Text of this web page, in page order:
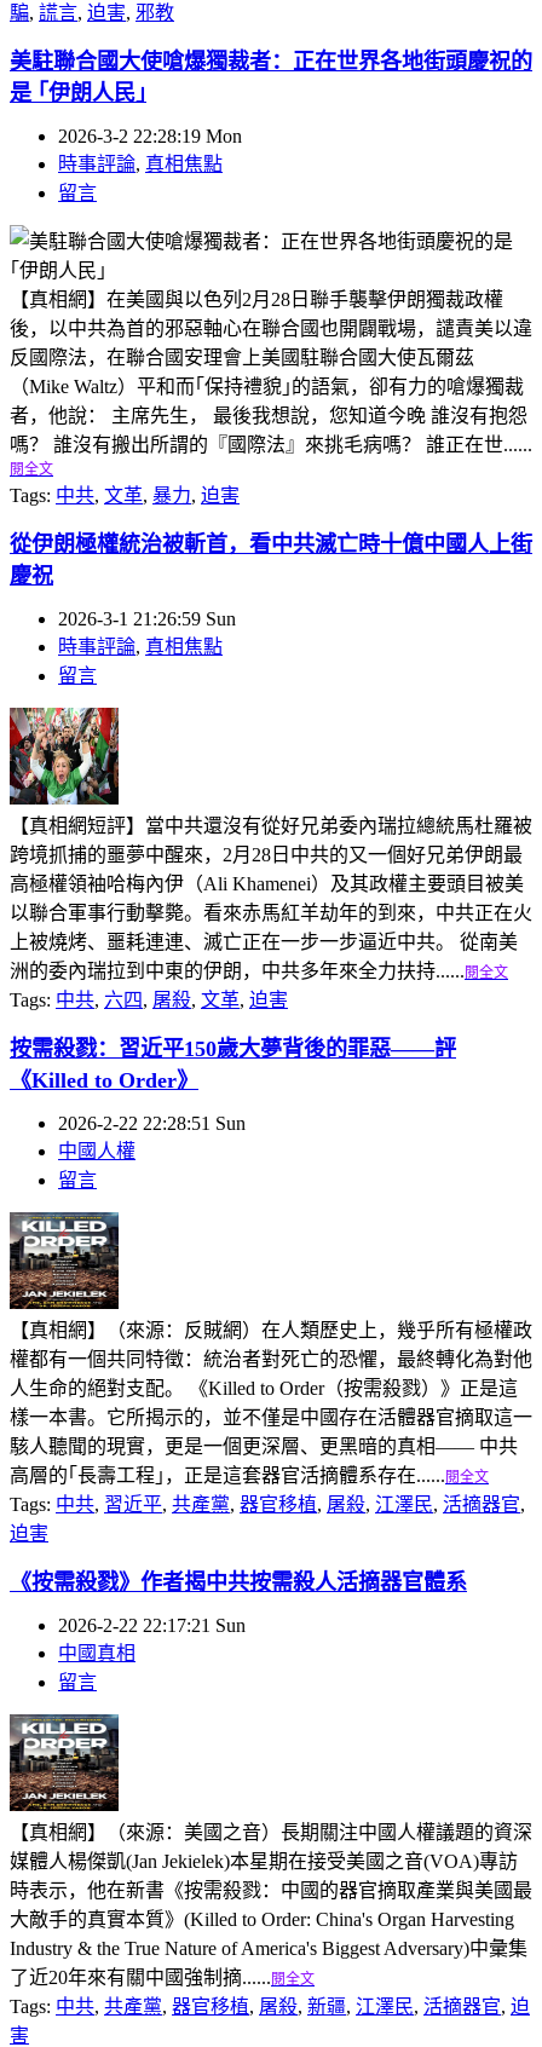
騙, 謊言, 迫害, 邪教
美駐聯合國大使嗆爆獨裁者：正在世界各地街頭慶祝的
是 ｢伊朗人民｣
2026-3-2 22:28:19 Mon
時事評論, 真相焦點
留言
【真相網】在美國與以色列2月28日聯手襲擊伊朗獨裁政權
後，以中共為首的邪惡軸心在聯合國也開闢戰場，譴責美以違
反國際法，在聯合國安理會上美國駐聯合國大使瓦爾茲
（Mike Waltz）平和而｢保持禮貌｣的語氣，卻有力的嗆爆獨裁
者，他說： 主席先生， 最後我想說，您知道今晚 誰沒有抱怨
嗎？ 誰沒有搬出所謂的『國際法』來挑毛病嗎？ 誰正在世......
閱全文
Tags: 中共, 文革, 暴力, 迫害
從伊朗極權統治被斬首，看中共滅亡時十億中國人上街
慶祝
2026-3-1 21:26:59 Sun
時事評論, 真相焦點
留言
【真相網短評】當中共還沒有從好兄弟委內瑞拉總統馬杜羅被
跨境抓捕的噩夢中醒來，2月28日中共的又一個好兄弟伊朗最
高極權領袖哈梅內伊（Ali Khamenei）及其政權主要頭目被美
以聯合軍事行動擊斃。看來赤馬紅羊劫年的到來，中共正在火
上被燒烤、噩耗連連、滅亡正在一步一步逼近中共。 從南美
洲的委內瑞拉到中東的伊朗，中共多年來全力扶持...... 閱全文
Tags: 中共, 六四, 屠殺, 文革, 迫害
按需殺戮：習近平150歲大夢背後的罪惡——評
《Killed to Order》
2026-2-22 22:28:51 Sun
中國人權
留言
【真相網】（來源：反賊網）在人類歷史上，幾乎所有極權政
權都有一個共同特徵：統治者對死亡的恐懼，最終轉化為對他
人生命的絕對支配。 《Killed to Order（按需殺戮）》正是這
樣一本書。它所揭示的，並不僅是中國存在活體器官摘取這一
駭人聽聞的現實，更是一個更深層、更黑暗的真相—— 中共
高層的｢長壽工程｣，正是這套器官活摘體系存在...... 閱全文
Tags: 中共, 習近平, 共產黨, 器官移植, 屠殺, 江澤民, 活摘器官,
迫害
《按需殺戮》作者揭中共按需殺人活摘器官體系
2026-2-22 22:17:21 Sun
中國真相
留言
【真相網】（來源：美國之音）長期關注中國人權議題的資深
媒體人楊傑凱(Jan Jekielek)本星期在接受美國之音(VOA)專訪
時表示，他在新書《按需殺戮：中國的器官摘取產業與美國最
大敵手的真實本質》(Killed to Order: China's Organ Harvesting
Industry & the True Nature of America's Biggest Adversary)中彙集
了近20年來有關中國強制摘...... 閱全文
Tags: 中共, 共產黨, 器官移植, 屠殺, 新疆, 江澤民, 活摘器官, 迫
害